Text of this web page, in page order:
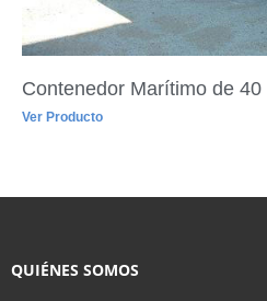
Contenedor Marítimo de 40
Ver Producto
QUIÉNES SOMOS